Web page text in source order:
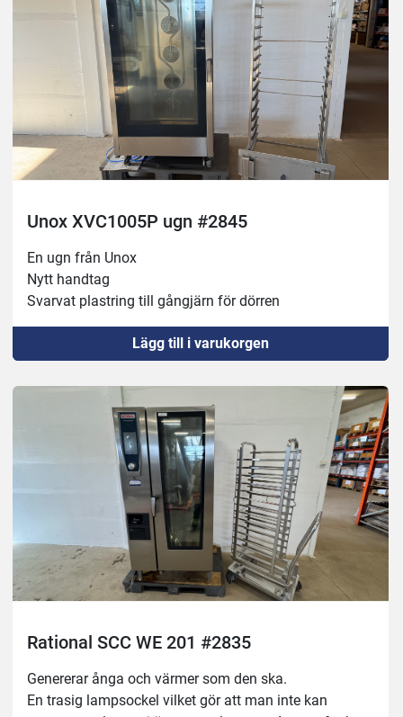
Unox XVC1005P ugn #2845
En ugn från Unox
Nytt handtag
Svarvat plastring till gångjärn för dörren
Lägg till i varukorgen
Rational SCC WE 201 #2835
Genererar ånga och värmer som den ska.
En trasig lampsockel vilket gör att man inte kan